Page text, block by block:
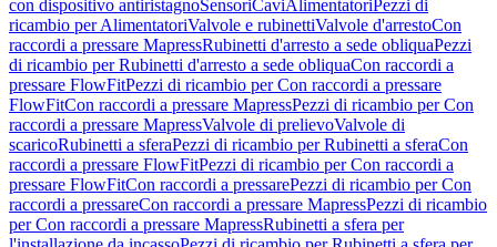
con dispositivo antiristagnoSensoriCaviAlimentatori Pezzi di
ricambio per AlimentatoriValvole e rubinettiValvole d'arrestoCon
raccordi a pressare MapressRubinetti d'arresto a sede obliquaPezzi
di ricambio per Rubinetti d'arresto a sede obliquaCon raccordi a
pressare FlowFitPezzi di ricambio per Con raccordi a pressare
FlowFitCon raccordi a pressare MapressPezzi di ricambio per Con
raccordi a pressare MapressValvole di prelievoValvole di
scaricoRubinetti a sferaPezzi di ricambio per Rubinetti a sferaCon
raccordi a pressare FlowFitPezzi di ricambio per Con raccordi a
pressare FlowFitCon raccordi a pressarePezzi di ricambio per Con
raccordi a pressareCon raccordi a pressare MapressPezzi di ricambio
per Con raccordi a pressare MapressRubinetti a sfera per